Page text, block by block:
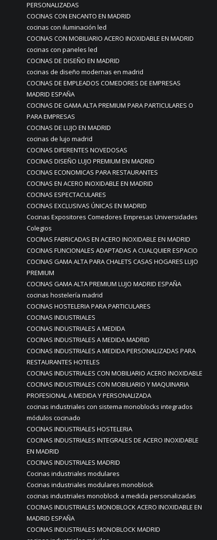
PERSONALIZADAS
COCINAS CON ENCANTO EN MADRID
cocinas con iluminación led
COCINAS CON MOBILIARIO ACERO INOXIDABLE EN MADRID
cocinas con paneles led
COCINAS DE DISEÑO EN MADRID
cocinas de diseño modernas en madrid
COCINAS DE EMPLEADOS COMEDORES DE EMPRESAS
MADRID ESPAÑA
COCINAS DE GAMA ALTA PREMIUM PARA PARTICULARES O
PARA EMPRESAS
COCINAS DE LUJO EN MADRID
cocinas de lujo madrid
COCINAS DIFERENTES NOVEDOSAS
COCINAS DISEÑO LUJO PREMIUM EN MADRID
COCINAS ECONOMICAS PARA RESTAURANTES
COCINAS EN ACERO INOXIDABLE EN MADRID
COCINAS ESPECTACULARES
COCINAS EXCLUSIVAS ÚNICAS EN MADRID
Cocinas Expositores Comedores Empresas Universidades
Colegios
COCINAS FABRICADAS EN ACERO INOXIDABLE EN MADRID
COCINAS FUNCIONALES ADAPTADAS A CUALQUIER ESPACIO
COCINAS GAMA ALTA PARA CHALETS CASAS HOGARES LUJO
PREMIUM
COCINAS GAMA ALTA PREMIUM LUJO MADRID ESPAÑA
cocinas hostelería madrid
COCINAS HOSTELERIA PARA PARTICULARES
COCINAS INDUSTRIALES
COCINAS INDUSTRIALES A MEDIDA
COCINAS INDUSTRIALES A MEDIDA MADRID
COCINAS INDUSTRIALES A MEDIDA PERSONALIZADAS PARA
RESTAURANTES HOTELES
COCINAS INDUSTRIALES CON MOBILIARIO ACERO INOXIDABLE
COCINAS INDUSTRIALES CON MOBILIARIO Y MAQUINARIA
PROFESIONAL A MEDIDA Y PERSONALIZADA
cocinas industriales con sistema monoblocks integrados
módulos cocinado
COCINAS INDUSTRIALES HOSTELERIA
COCINAS INDUSTRIALES INTEGRALES DE ACERO INOXIDABLE
EN MADRID
COCINAS INDUSTRIALES MADRID
Cocinas industriales modulares
Cocinas industriales modulares monoblock
cocinas industriales monoblock a medida personalizadas
COCINAS INDUSTRIALES MONOBLOCK ACERO INOXIDABLE EN
MADRID ESPAÑA
COCINAS INDUSTRIALES MONOBLOCK MADRID